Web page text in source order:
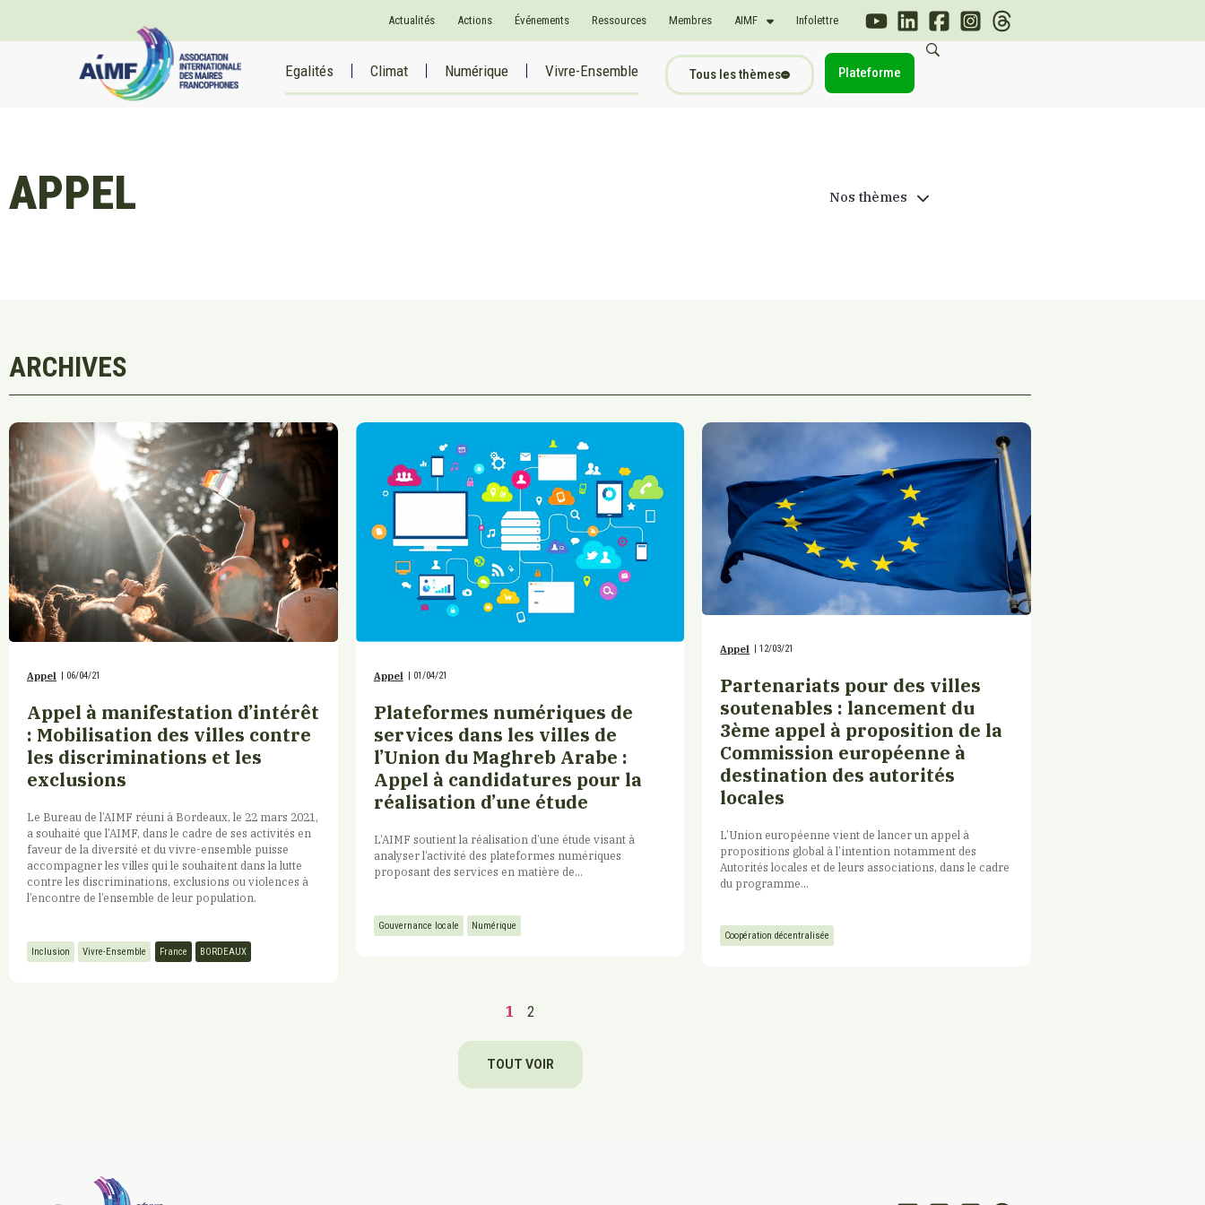
Actualités Actions Événements Ressources Membres AIMF Infolettre
Egalités Climat Numérique Vivre-Ensemble Tous les thèmes Plateforme
APPEL Nos thèmes
ARCHIVES
Appel | 06/04/21
Appel à manifestation d’intérêt
: Mobilisation des villes contre
les discriminations et les
exclusions
Le Bureau de l’AIMF réuni à Bordeaux, le 22 mars 2021,
a souhaité que l’AIMF, dans le cadre de ses activités en
faveur de la diversité et du vivre-ensemble puisse
accompagner les villes qui le souhaitent dans la lutte
contre les discriminations, exclusions ou violences à
l’encontre de l’ensemble de leur population.
Inclusion Vivre-Ensemble France BORDEAUX
Appel | 01/04/21
Plateformes numériques de
services dans les villes de
l’Union du Maghreb Arabe :
Appel à candidatures pour la
réalisation d’une étude
L’AIMF soutient la réalisation d’une étude visant à
analyser l’activité des plateformes numériques
proposant des services en matière de...
Gouvernance locale Numérique
Appel | 12/03/21
Partenariats pour des villes
soutenables : lancement du
3ème appel à proposition de la
Commission européenne à
destination des autorités
locales
L’Union européenne vient de lancer un appel à
propositions global à l’intention notamment des
Autorités locales et de leurs associations, dans le cadre
du programme...
Coopération décentralisée
1 2
TOUT VOIR